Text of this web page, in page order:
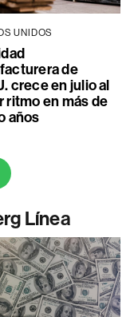
UNIDOS
de
crece en julio al
ritmo en más de
años
Línea